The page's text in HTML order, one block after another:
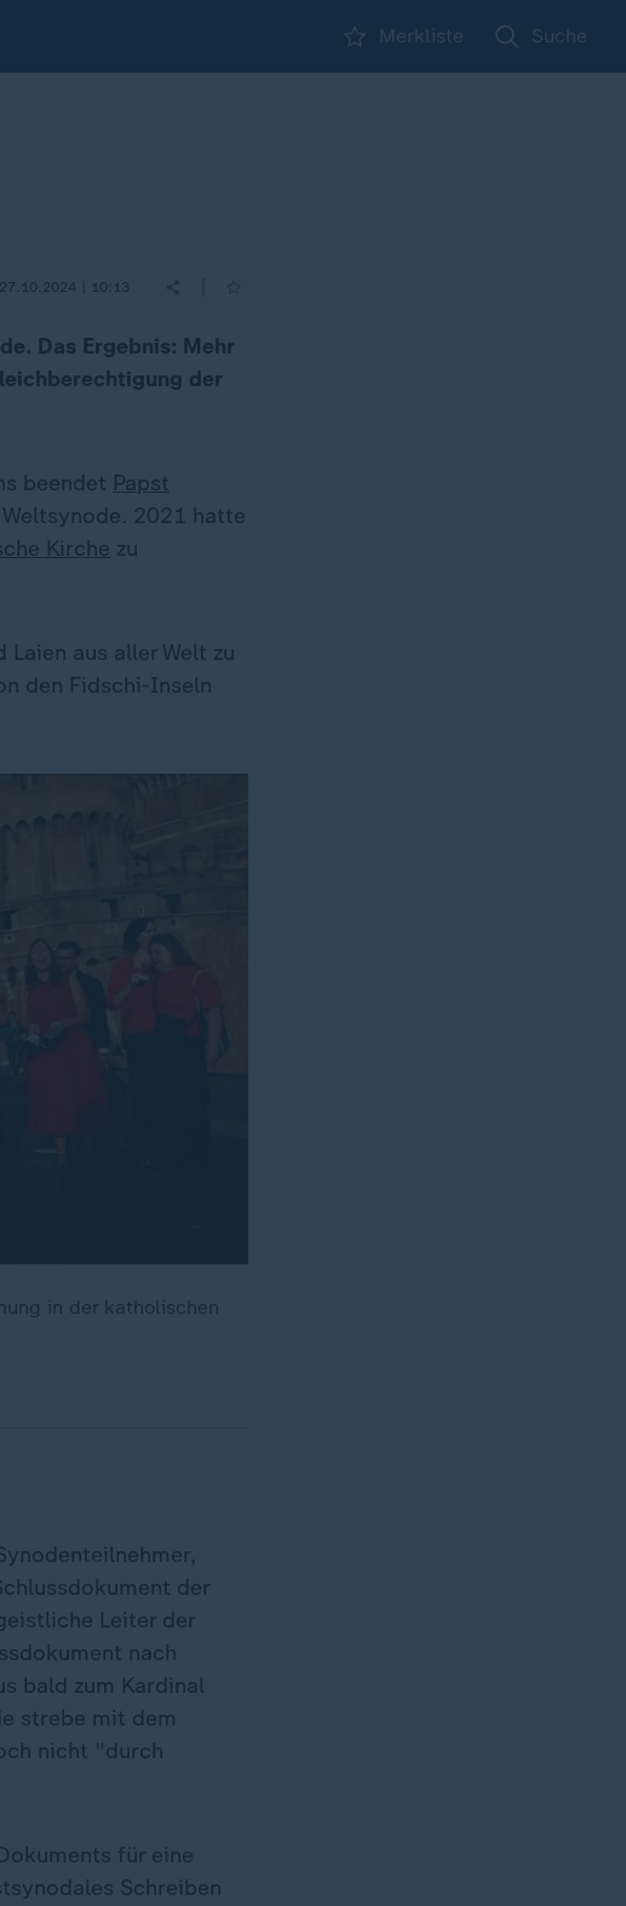
Merkliste Suche
27.10.2024 | 10:13
Das Ergebnis: Mehr
der
beendet Papst
2021 hatte
Kirche zu
aus aller Welt zu
den Fidschi-Inseln
in der katholischen
der
Leiter der
nach
bald zum Kardinal
strebe mit dem
nicht "durch
für eine
Schreiben